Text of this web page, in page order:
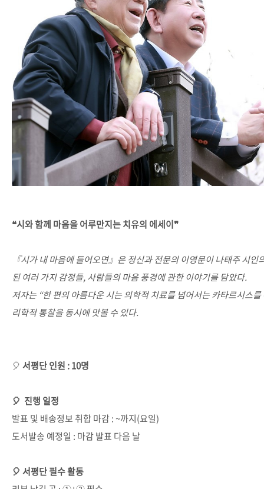
❝시와 함께 마음을 어루만지는 치유의 에세이❞
『시가 내 마음에 들어오면』은 정신과 전문의 이영문이 나태주 시
된 여러 가지 감정들, 사람들의 마음 풍경에 관한 이야기를 담았다.
저자는 “한 편의 아름다운 시는 의학적 치료를 넘어서는 카타르시스
리학적 통찰을 동시에 맛볼 수 있다.
🎈 서평단 인원 : 10명
🎈 진행 일정
발표 및 배송정보 취합 마감 : ~까지(요일)
도서발송 예정일 : 마감 발표 다음 날
🎈 서평단 필수 활동